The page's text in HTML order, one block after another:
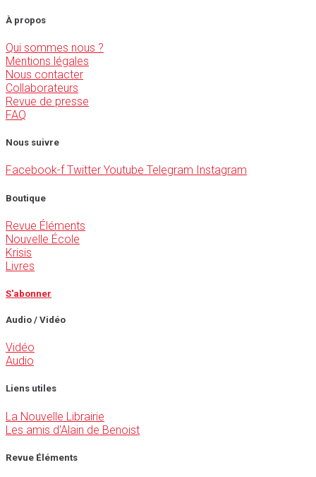
À propos
Qui sommes nous ?
Mentions légales
Nous contacter
Collaborateurs
Revue de presse
FAQ
Nous suivre
Facebook-f Twitter Youtube Telegram Instagram
Boutique
Revue Éléments
Nouvelle École
Krisis
Livres
S'abonner
Audio / Vidéo
Vidéo
Audio
Liens utiles
La Nouvelle Librairie
Les amis d'Alain de Benoist
Revue Éléments